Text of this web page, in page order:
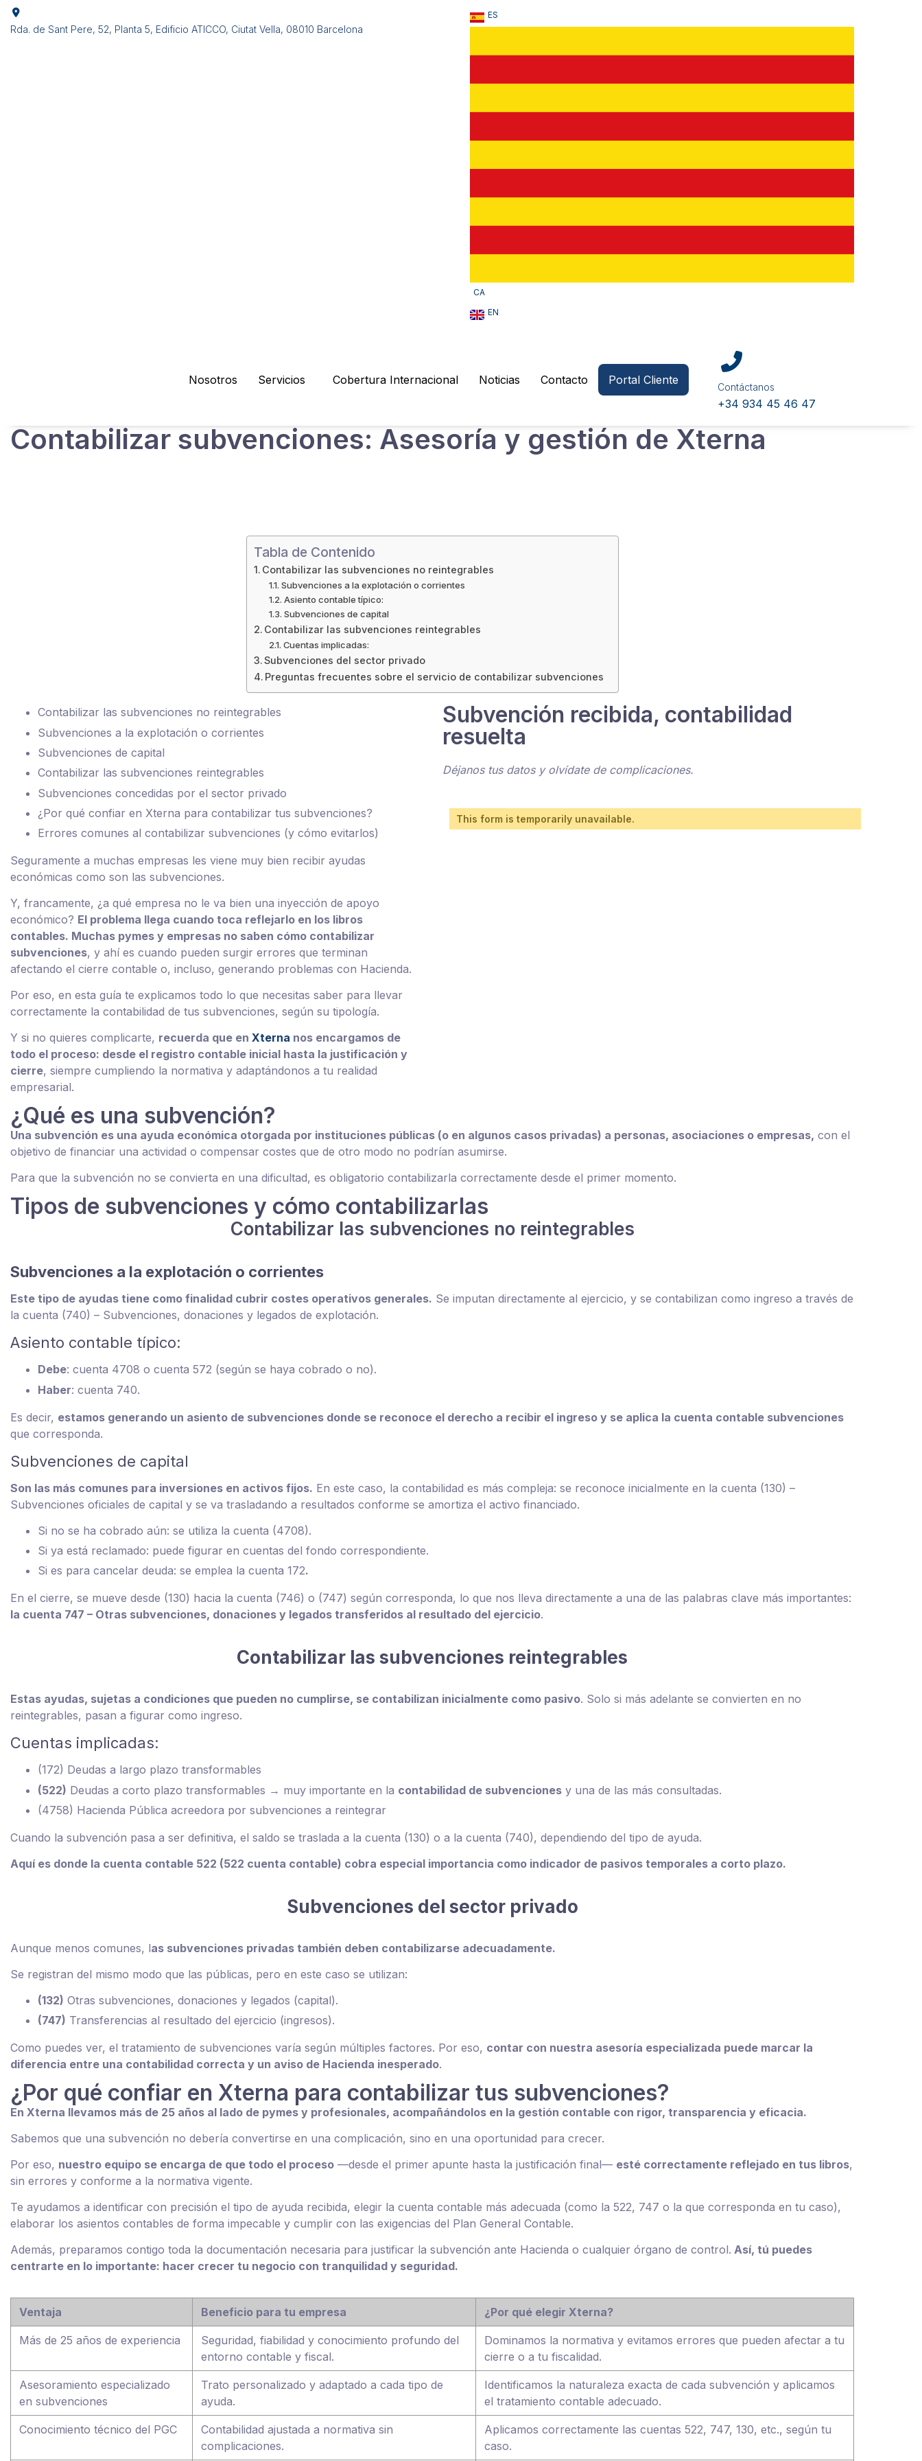
Rda. de Sant Pere, 52, Planta 5, Edificio ATICCO, Ciutat Vella, 08010 Barcelona
ES
CA
EN
Nosotros Servicios Cobertura Internacional Noticias Contacto Portal Cliente
Contáctanos
+34 934 45 46 47
Contabilizar subvenciones: Asesoría y gestión de Xterna
Tabla de Contenido
Contabilizar las subvenciones no reintegrables
Subvenciones a la explotación o corrientes
Asiento contable típico:
Subvenciones de capital
Contabilizar las subvenciones reintegrables
Cuentas implicadas:
Subvenciones del sector privado
Preguntas frecuentes sobre el servicio de contabilizar subvenciones
Contabilizar las subvenciones no reintegrables
Subvenciones a la explotación o corrientes
Subvenciones de capital
Contabilizar las subvenciones reintegrables
Subvenciones concedidas por el sector privado
¿Por qué confiar en Xterna para contabilizar tus subvenciones?
Errores comunes al contabilizar subvenciones (y cómo evitarlos)
Seguramente a muchas empresas les viene muy bien recibir ayudas
económicas como son las subvenciones.
Y, francamente, ¿a qué empresa no le va bien una inyección de apoyo
económico? El problema llega cuando toca reflejarlo en los libros
contables. Muchas pymes y empresas no saben cómo contabilizar
subvenciones, y ahí es cuando pueden surgir errores que terminan
afectando el cierre contable o, incluso, generando problemas con Hacienda.
Por eso, en esta guía te explicamos todo lo que necesitas saber para llevar
correctamente la contabilidad de tus subvenciones, según su tipología.
Y si no quieres complicarte, recuerda que en Xterna nos encargamos de
todo el proceso: desde el registro contable inicial hasta la justificación y
cierre, siempre cumpliendo la normativa y adaptándonos a tu realidad
empresarial.
Subvención recibida, contabilidad
resuelta
Déjanos tus datos y olvídate de complicaciones.
This form is temporarily unavailable.
¿Qué es una subvención?
Una subvención es una ayuda económica otorgada por instituciones públicas (o en algunos casos privadas) a personas, asociaciones o empresas, con el
objetivo de financiar una actividad o compensar costes que de otro modo no podrían asumirse.
Para que la subvención no se convierta en una dificultad, es obligatorio contabilizarla correctamente desde el primer momento.
Tipos de subvenciones y cómo contabilizarlas
Contabilizar las subvenciones no reintegrables
Subvenciones a la explotación o corrientes
Este tipo de ayudas tiene como finalidad cubrir costes operativos generales. Se imputan directamente al ejercicio, y se contabilizan como ingreso a través de
la cuenta (740) – Subvenciones, donaciones y legados de explotación.
Asiento contable típico:
Debe: cuenta 4708 o cuenta 572 (según se haya cobrado o no).
Haber: cuenta 740.
Es decir, estamos generando un asiento de subvenciones donde se reconoce el derecho a recibir el ingreso y se aplica la cuenta contable subvenciones
que corresponda.
Subvenciones de capital
Son las más comunes para inversiones en activos fijos. En este caso, la contabilidad es más compleja: se reconoce inicialmente en la cuenta (130) –
Subvenciones oficiales de capital y se va trasladando a resultados conforme se amortiza el activo financiado.
Si no se ha cobrado aún: se utiliza la cuenta (4708).
Si ya está reclamado: puede figurar en cuentas del fondo correspondiente.
Si es para cancelar deuda: se emplea la cuenta 172.
En el cierre, se mueve desde (130) hacia la cuenta (746) o (747) según corresponda, lo que nos lleva directamente a una de las palabras clave más importantes:
la cuenta 747 – Otras subvenciones, donaciones y legados transferidos al resultado del ejercicio.
Contabilizar las subvenciones reintegrables
Estas ayudas, sujetas a condiciones que pueden no cumplirse, se contabilizan inicialmente como pasivo. Solo si más adelante se convierten en no
reintegrables, pasan a figurar como ingreso.
Cuentas implicadas:
(172) Deudas a largo plazo transformables
(522) Deudas a corto plazo transformables → muy importante en la contabilidad de subvenciones y una de las más consultadas.
(4758) Hacienda Pública acreedora por subvenciones a reintegrar
Cuando la subvención pasa a ser definitiva, el saldo se traslada a la cuenta (130) o a la cuenta (740), dependiendo del tipo de ayuda.
Aquí es donde la cuenta contable 522 (522 cuenta contable) cobra especial importancia como indicador de pasivos temporales a corto plazo.
Subvenciones del sector privado
Aunque menos comunes, las subvenciones privadas también deben contabilizarse adecuadamente.
Se registran del mismo modo que las públicas, pero en este caso se utilizan:
(132) Otras subvenciones, donaciones y legados (capital).
(747) Transferencias al resultado del ejercicio (ingresos).
Como puedes ver, el tratamiento de subvenciones varía según múltiples factores. Por eso, contar con nuestra asesoría especializada puede marcar la
diferencia entre una contabilidad correcta y un aviso de Hacienda inesperado.
¿Por qué confiar en Xterna para contabilizar tus subvenciones?
En Xterna llevamos más de 25 años al lado de pymes y profesionales, acompañándolos en la gestión contable con rigor, transparencia y eficacia.
Sabemos que una subvención no debería convertirse en una complicación, sino en una oportunidad para crecer.
Por eso, nuestro equipo se encarga de que todo el proceso —desde el primer apunte hasta la justificación final— esté correctamente reflejado en tus libros,
sin errores y conforme a la normativa vigente.
Te ayudamos a identificar con precisión el tipo de ayuda recibida, elegir la cuenta contable más adecuada (como la 522, 747 o la que corresponda en tu caso),
elaborar los asientos contables de forma impecable y cumplir con las exigencias del Plan General Contable.
Además, preparamos contigo toda la documentación necesaria para justificar la subvención ante Hacienda o cualquier órgano de control. Así, tú puedes
centrarte en lo importante: hacer crecer tu negocio con tranquilidad y seguridad.
Ventaja Beneficio para tu empresa ¿Por qué elegir Xterna?
Más de 25 años de experiencia
Seguridad, fiabilidad y conocimiento profundo del
entorno contable y fiscal.
Dominamos la normativa y evitamos errores que pueden afectar a tu
cierre o a tu fiscalidad.
Asesoramiento especializado
en subvenciones
Trato personalizado y adaptado a cada tipo de
ayuda.
Identificamos la naturaleza exacta de cada subvención y aplicamos
el tratamiento contable adecuado.
Conocimiento técnico del PGC
Contabilidad ajustada a normativa sin
complicaciones.
Aplicamos correctamente las cuentas 522, 747, 130, etc., según tu
caso.